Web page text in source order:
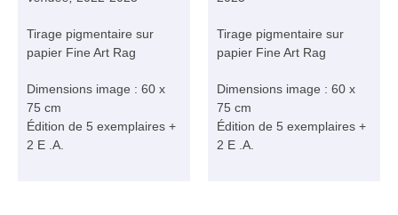
Tirage pigmentaire sur
papier Fine Art Rag
Dimensions image : 60 x
75 cm
Édition de 5 exemplaires +
2 E .A.
Tirage pigmentaire sur
papier Fine Art Rag
Dimensions image : 60 x
75 cm
Édition de 5 exemplaires +
2 E .A.